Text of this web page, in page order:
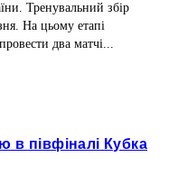
Тренувальний збір
На цьому етапі
два матчі...
в півфіналі Кубка